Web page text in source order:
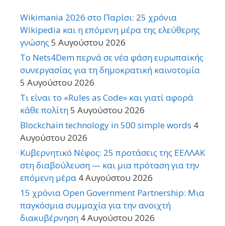
Wikimania 2026 στο Παρίσι: 25 χρόνια
Wikipedia και η επόμενη μέρα της ελεύθερης
γνώσης 5 Αυγούστου 2026
Το Nets4Dem περνά σε νέα φάση ευρωπαϊκής
συνεργασίας για τη δημοκρατική καινοτομία
5 Αυγούστου 2026
Τι είναι το «Rules as Code» και γιατί αφορά
κάθε πολίτη5 Αυγούστου 2026
Blockchain technology in 500 simple words 4
Αυγούστου 2026
Κυβερνητικό Νέφος: 25 προτάσεις της ΕΕΛΛΑΚ
στη διαβούλευση — και μια πρόταση για την
επόμενη μέρα 4 Αυγούστου 2026
15 χρόνια Open Government Partnership: Μια
παγκόσμια συμμαχία για την ανοιχτή
διακυβέρνηση 4 Αυγούστου 2026